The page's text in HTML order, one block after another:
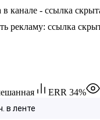
в канале - ссылка
рекламу: ссылка
ERR 34%